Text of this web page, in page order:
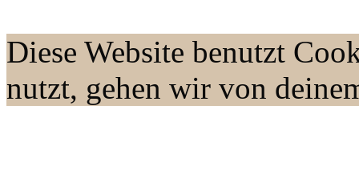
Diese Website benutzt
nutzt, gehen wir von